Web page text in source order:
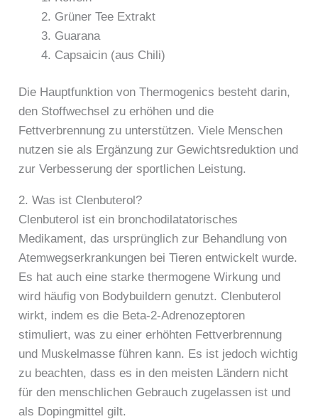
Grüner Tee Extrakt
Guarana
Capsaicin (aus Chili)
Die Hauptfunktion von Thermogenics besteht darin,
den Stoffwechsel zu erhöhen und die
Fettverbrennung zu unterstützen. Viele Menschen
nutzen sie als Ergänzung zur Gewichtsreduktion und
zur Verbesserung der sportlichen Leistung.
2. Was ist Clenbuterol?
Clenbuterol ist ein bronchodilatatorisches
Medikament, das ursprünglich zur Behandlung von
Atemwegserkrankungen bei Tieren entwickelt wurde.
Es hat auch eine starke thermogene Wirkung und
wird häufig von Bodybuildern genutzt. Clenbuterol
wirkt, indem es die Beta-2-Adrenozeptoren
stimuliert, was zu einer erhöhten Fettverbrennung
und Muskelmasse führen kann. Es ist jedoch wichtig
zu beachten, dass es in den meisten Ländern nicht
für den menschlichen Gebrauch zugelassen ist und
als Dopingmittel gilt.